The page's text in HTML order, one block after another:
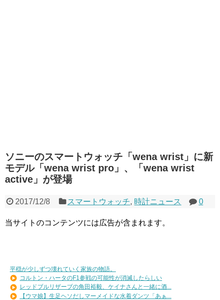
ソニーのスマートウォッチ「wena wrist」に新
モデル「wena wrist pro」、「wena wrist
active」が登場
2017/12/8 スマートウォッチ, 時計ニュース 0
当サイトのコンテンツには広告が含まれます。
平穏が少しずつ壊れていく家族の物語。
コルトン・ハータのF1参戦の可能性が消滅したらしい
レッドブルリザーブの角田裕毅、ケイナさんと一緒に酒...
【ウマ娘】生足ヘソだしマーメイドな水着ダンツ「あぁ...